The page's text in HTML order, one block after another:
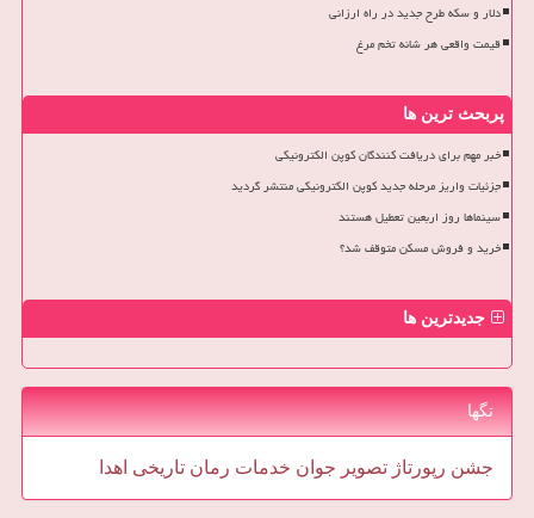
دلار و سکه طرح جدید در راه ارزانی
قیمت واقعی هر شانه تخم مرغ
پربحث ترین ها
خبر مهم برای دریافت کنندگان کوپن الکترونیکی
جزئیات واریز مرحله جدید کوپن الکترونیکی منتشر گردید
سینماها روز اربعین تعطیل هستند
خرید و فروش مسکن متوقف شد؟
جدیدترین ها
تگها
جشن رپورتاژ تصویر جوان خدمات رمان تاریخی اهدا